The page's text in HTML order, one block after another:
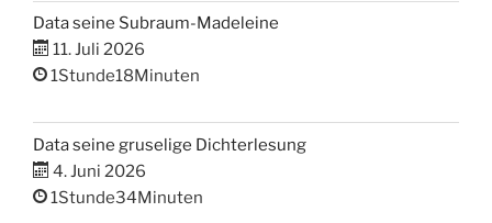
Data seine Subraum-Madeleine
11. Juli 2026
1Stunde18Minuten
Data seine gruselige Dichterlesung
4. Juni 2026
1Stunde34Minuten